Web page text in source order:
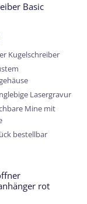
Basic
Kugelschreiber
Lasergravur
Mine mit
bestellbar
rot